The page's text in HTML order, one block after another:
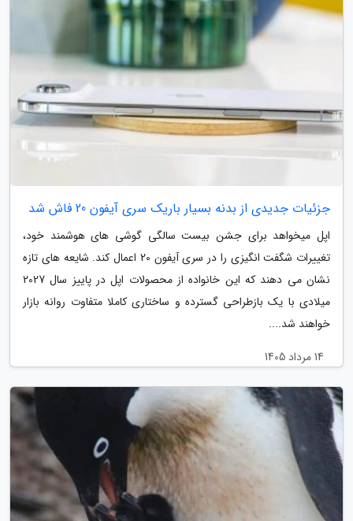
جزئیات جدیدی از بدنه بسیار باریک سری آیفون 20 فاش شد
اپل میخواهد برای جشن بیست سالگی گوشی های هوشمند خود،
تغییرات شگفت انگیزی را در سری آیفون 20 اعمال کند. شایعه های تازه
نشان می دهند که این خانواده از محصولات اپل در پاییز سال 2027
میلادی با یک بازطراحی گسترده و ساختاری کاملا متفاوت روانه بازار
خواهند شد....
14 مرداد 1405